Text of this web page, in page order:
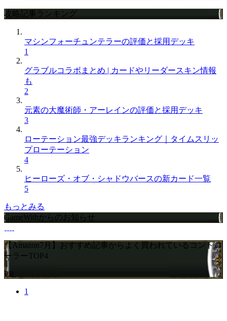
攻略記事ランキング
マシンフォーチュンテラーの評価と採用デッキ
1
グラブルコラボまとめ | カードやリーダースキン情報
も
2
元素の大魔術師・アーレインの評価と採用デッキ
3
ローテーション最強デッキランキング｜タイムスリッ
プローテーション
4
ヒーローズ・オブ・シャドウバースの新カード一覧
5
もっとみる
GameWithからのお知らせ
【Amazon7月】おすすめ記事からよく買われているコントロ
ーラーTOP4
PR
1